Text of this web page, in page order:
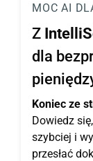
MOC AI
Z
dla
Koniec ze
Dowiedz
szybciej i
przesłać